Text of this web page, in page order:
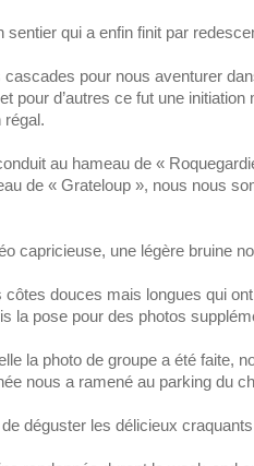
qui a enfin finit par
pour nous aventurer
pour d’autres ce fut une
régal.
au hameau de «
de « Grateloup », nous nous
capricieuse, une légère bruine
côtes douces mais longues qui
la pose pour des photos
la photo de groupe a été faite,
nous a ramené au parking du
déguster les délicieux